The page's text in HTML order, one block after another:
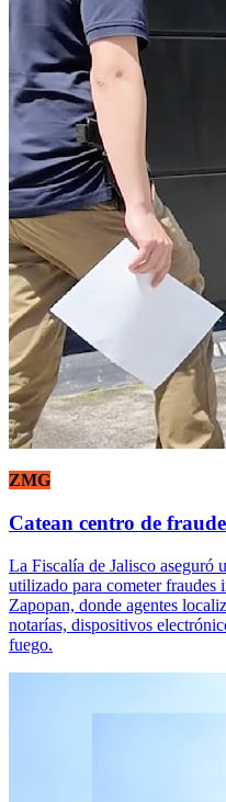
ZMG
Catean centro de
La Fiscalía de Jalisco aseguró
utilizado para cometer
Zapopan, donde agentes
notarías, dispositivos
fuego.